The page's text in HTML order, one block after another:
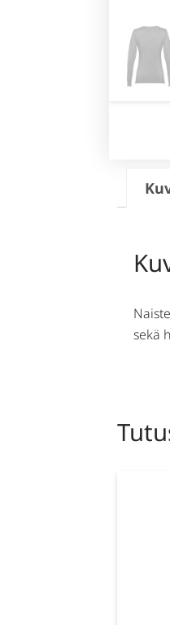
sekä